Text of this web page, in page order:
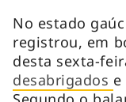
No estado
registrou, em
desta sexta-
desabrigados e